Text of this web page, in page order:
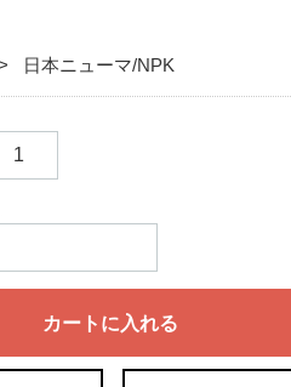
日本ニューマ/NPK
カートに入れる